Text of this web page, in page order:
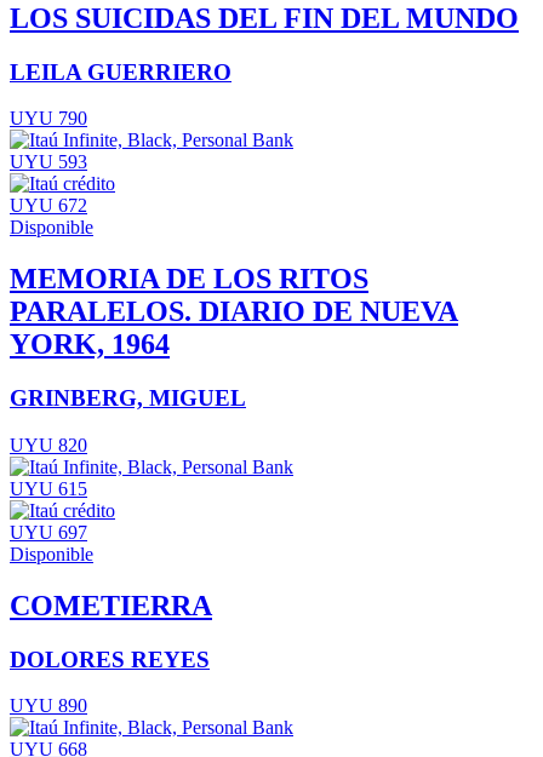
LOS SUICIDAS DEL FIN DEL MUNDO
LEILA GUERRIERO
UYU 790
UYU 593
UYU 672
Disponible
MEMORIA DE LOS RITOS
PARALELOS. DIARIO DE NUEVA
YORK, 1964
GRINBERG, MIGUEL
UYU 820
UYU 615
UYU 697
Disponible
COMETIERRA
DOLORES REYES
UYU 890
UYU 668